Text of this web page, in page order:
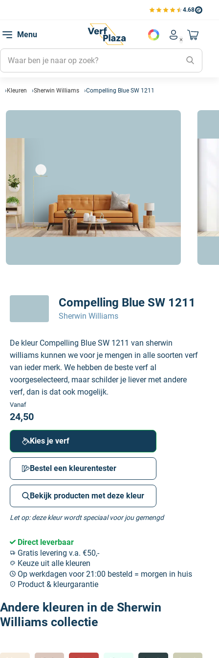
4.68
Bekijk de verfplaza
Menu
Account
Mijn
Mijn
Mijn
Naar
Kleuren Sherwin Williams Compelling Blue SW 1211
Compelling Blue SW 1211
Sherwin Williams
De kleur Compelling Blue SW 1211 van sherwin
williams kunnen we voor je mengen in alle soorten verf
van ieder merk. We hebben de beste verf al
voorgeselecteerd, maar schilder je liever met andere
verf, dan is dat ook mogelijk.
Vanaf
24,50
Kies je verf
Bestel een kleurentester
Bekijk producten met deze kleur
Let op: deze kleur wordt speciaal voor jou gemengd
Direct leverbaar
Gratis levering v.a. €50,-
Keuze uit alle kleuren
Op werkdagen voor 21:00 besteld = morgen in huis
Product & kleurgarantie
Andere kleuren in de Sherwin
Williams collectie